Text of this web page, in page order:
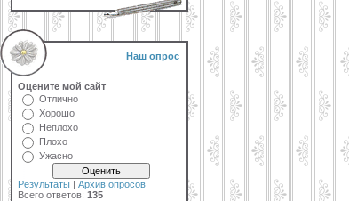
Наш опрос
Оцените мой сайт
Отлично
Хорошо
Неплохо
Плохо
Ужасно
Результаты | Архив опросов
Всего ответов: 135